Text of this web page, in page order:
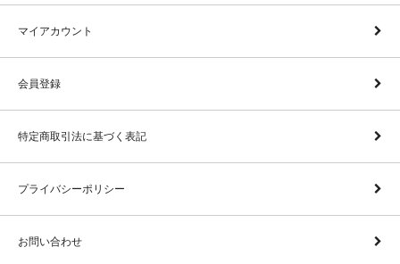
マイアカウント
会員登録
特定商取引法に基づく表記
プライバシーポリシー
お問い合わせ